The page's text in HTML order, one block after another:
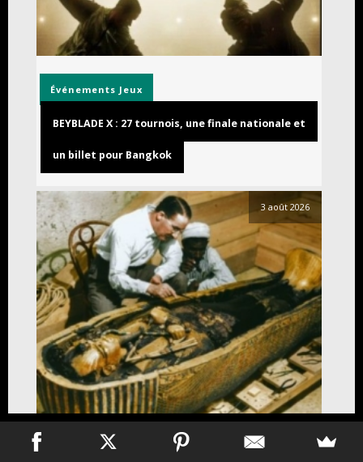
Événements Jeux
BEYBLADE X : 27 tournois, une finale nationale et
un billet pour Bangkok
3 août 2026